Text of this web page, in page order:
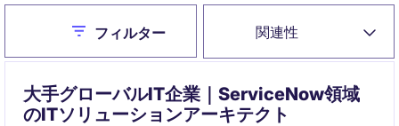
関連性
Closeフィルター
大手グローバルIT企業｜ServiceNow領域
のITソリューションアーキテクト